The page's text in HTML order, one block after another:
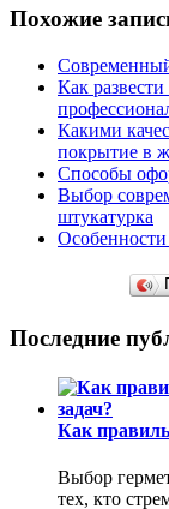
Похожие
Как
Какими
покрытие в
Способы
Выбор
штукатурка
Последние
Как
Выбор
тех, кто